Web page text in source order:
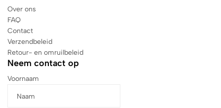
Over ons
FAQ
Contact
Verzendbeleid
Retour- en omruilbeleid
Neem contact op
Voornaam